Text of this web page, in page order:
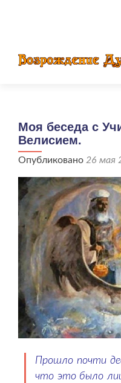
Моя беседа с
Велисием.
Опубликовано 26 мая
Прошло почти
что это было